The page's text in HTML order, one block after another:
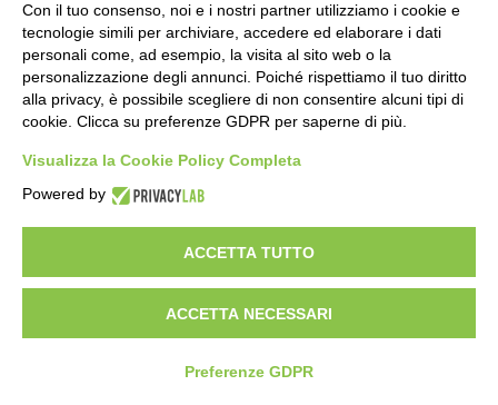
Next
40128 Bologna - P.IVA e C.F. 03182161202 C.C.I.A.A. Bologna - REA 498539 - Tribunale Bologna -
Capitale Sociale Euro 68.492.702,00 -
-utilizzo dei dati
Con il tuo consenso, noi e i nostri partner utilizziamo i cookie e
tecnologie simili per archiviare, accedere ed elaborare i dati
personali come, ad esempio, la visita al sito web o la
personalizzazione degli annunci. Poiché rispettiamo il tuo diritto
alla privacy, è possibile scegliere di non consentire alcuni tipi di
cookie. Clicca su preferenze GDPR per saperne di più.
Visualizza la Cookie Policy Completa
Powered by
ACCETTA TUTTO
ACCETTA NECESSARI
Preferenze GDPR